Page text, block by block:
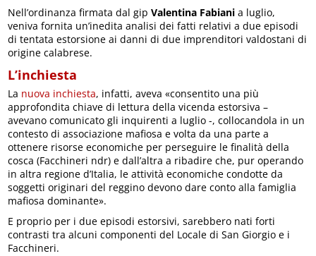
Nell’ordinanza firmata dal gipValentina Fabiani a luglio,
veniva fornita un’inedita analisi dei fatti relativi a due episodi
di tentata estorsione ai danni di due imprenditori valdostani di
origine calabrese.
L’inchiesta
La nuova inchiesta, infatti, aveva «consentito una più
approfondita chiave di lettura della vicenda estorsiva –
avevano comunicato gli inquirenti a luglio -, collocandola in un
contesto di associazione mafiosa e volta da una parte a
ottenere risorse economiche per perseguire le finalità della
cosca (Facchineri ndr) e dall’altra a ribadire che, pur operando
in altra regione d’Italia, le attività economiche condotte da
soggetti originari del reggino devono dare conto alla famiglia
mafiosa dominante».
E proprio per i due episodi estorsivi, sarebbero nati forti
contrasti tra alcuni componenti del Locale di San Giorgio e i
Facchineri.